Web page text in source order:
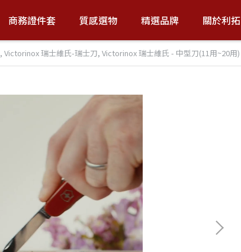
商務證件套 質感選物 精選品牌 關於利拓
, Victorinox 瑞士維氏-瑞士刀, Victorinox 瑞士維氏 - 中型刀(11用~20用)